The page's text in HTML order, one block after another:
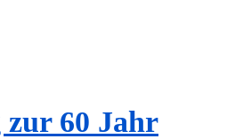
zur 60 Jahr